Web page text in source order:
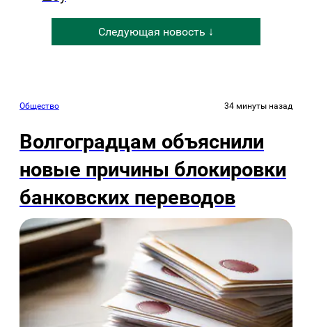
Следующая новость ↓
Общество 34 минуты назад
Волгоградцам объяснили
новые причины блокировки
банковских переводов